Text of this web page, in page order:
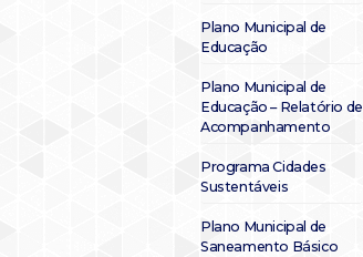
Plano Municipal de
Educação
Plano Municipal de
Educação – Relatório de
Acompanhamento
Programa Cidades
Sustentáveis
Plano Municipal de
Saneamento Básico